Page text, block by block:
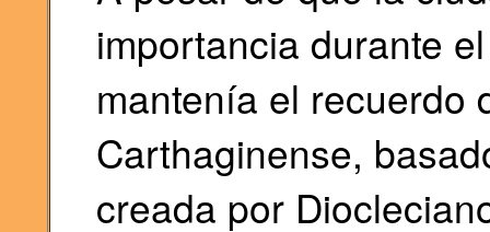
importancia durante
mantenía el recuerdo
Carthaginense,
creada por